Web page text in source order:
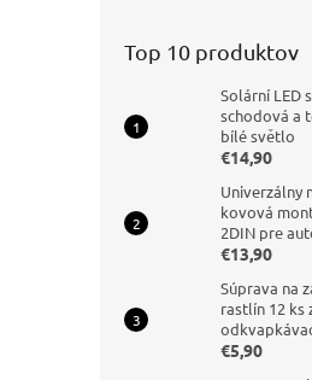
Top 10 produktov
Solární LED
schodová a
bílé světlo
€14,90
Univerzálny
kovová
2DIN pre
€13,90
Súprava na
rastlín 12 ks
€5,90